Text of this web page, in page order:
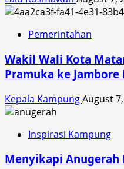
Pemerintahan
Wakil Wali Kota
Pramuka ke
Kepala KampungAugust
Inspirasi Kampung
Menyikapi Anugerah